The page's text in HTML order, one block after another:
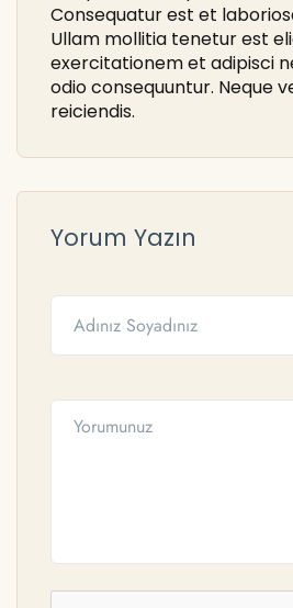
Consequatur est et
Ullam mollitia tenetur est
exercitationem et adipisci
odio consequuntur. Neque
reiciendis.
Yorum Yazın